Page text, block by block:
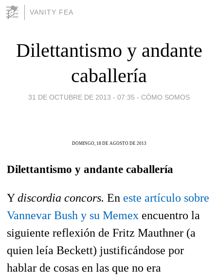
VANITY FEA
Dilettantismo y andante
caballería
31 DE OCTUBRE DE 2013 - 07:35 - CÓMO SOMOS
DOMINGO, 18 DE AGOSTO DE 2013
Dilettantismo y andante caballería
Ydiscordia concors. En este artículo sobre
Vannevar Bush y su Memex encuentro la
siguiente reflexión de Fritz Mauthner (a
quien leía Beckett) justificándose por
hablar de cosas en las que no era